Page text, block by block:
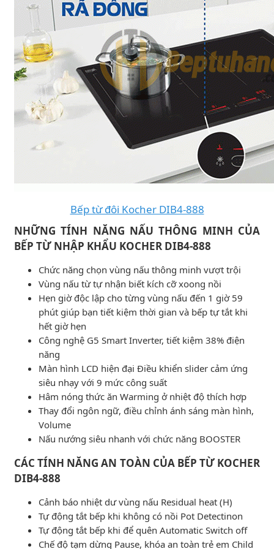
Bếp từ đôi Kocher DIB4-888
NHỮNG TÍNH NĂNG NẤU THÔNG MINH CỦA
BẾP TỪ NHẬP KHẨU KOCHER DIB4-888
Chức năng chọn vùng nấu thông minh vượt trội
Vùng nấu từ tự nhận biết kích cỡ xoong nồi
Hẹn giờ độc lập cho từng vùng nấu đến 1 giờ 59
phút giúp bạn tiết kiệm thời gian và bếp tự tắt khi
hết giờ hẹn
Công nghệ G5 Smart Inverter, tiết kiệm 38% điện
năng
Màn hình LCD hiện đại Điều khiển slider cảm ứng
siêu nhạy với 9 mức công suất
Hâm nóng thức ăn Warming ở nhiệt độ thích hợp
Thay đổi ngôn ngữ, điều chỉnh ánh sáng màn hình,
Volume
Nấu nướng siêu nhanh với chức năng BOOSTER
CÁC TÍNH NĂNG AN TOÀN CỦA BẾP TỪ KOCHER
DIB4-888
Cảnh báo nhiệt dư vùng nấu Residual heat (H)
Tự động tắt bếp khi không có nồi Pot Detectinon
Tự động tắt bếp khi để quên Automatic Switch off
Chế độ tạm dừng Pause, khóa an toàn trẻ em Child